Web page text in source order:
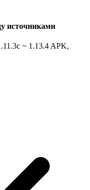
источниками
~ 1.13.4 APK,